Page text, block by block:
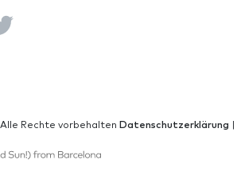
Rechte vorbehalten Datenschutzerklärung